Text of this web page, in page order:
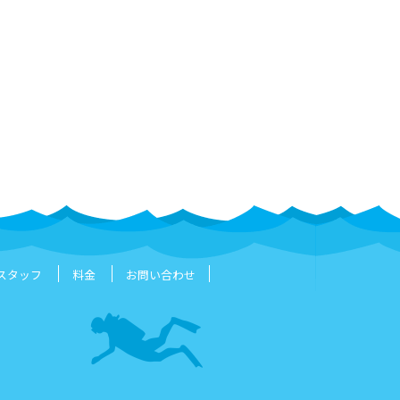
タッフ 料金 お問い合わせ